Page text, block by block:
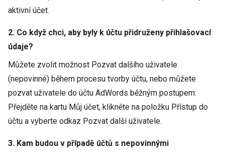
aktivní účet.
2. Co když chci, aby byly k účtu přidruženy přihlašovací
údaje?
Můžete zvolit možnost Pozvat dalšího uživatele
(nepovinné) během procesu tvorby účtu, nebo můžete
pozvat uživatele do účtu AdWords běžným postupem:
Přejděte na kartu Můj účet, klikněte na položku Přístup do
účtu a vyberte odkaz Pozvat další uživatele.
3. Kam budou v případě účtů s nepovinnými